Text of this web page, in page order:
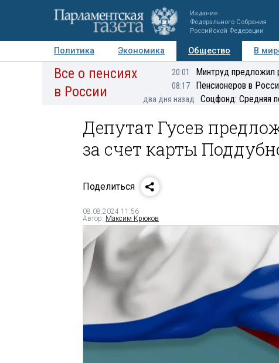
Издание
Федерального Собрания
Российской Федерации
Политика Экономика Общество В
Авторы Персоны Мнения Регионы
Все о пенсиях
в России
20:01 Минтруд предложил
08:17 Пенсионеров в
два дня назад Соцфонд: Средняя
Депутат Гусев
за счет карты
Поделиться
08.08.2024 11:56
Автор: Максим Крюков